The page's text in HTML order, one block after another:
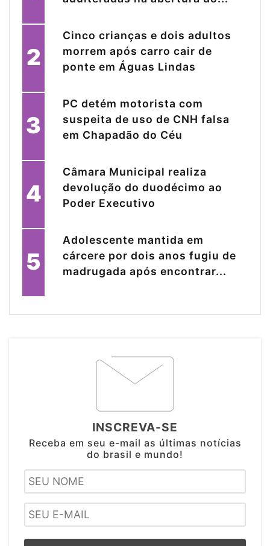
2
Cinco crianças e dois adultos
morrem após carro cair de
ponte em Águas Lindas
3
PC detém motorista com
suspeita de uso de CNH falsa
em Chapadão do Céu
4
Câmara Municipal realiza
devolução do duodécimo ao
Poder Executivo
5
Adolescente mantida em
cárcere por dois anos fugiu de
madrugada após encontrar...
INSCREVA-SE
Receba em seu e-mail as últimas notícias
do brasil e mundo!